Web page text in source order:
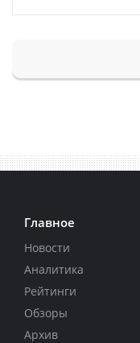
Главное
Новости
Аналитика
Рейтинги
Обзоры
Архив